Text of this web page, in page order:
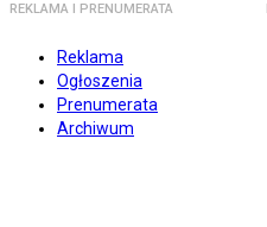
REKLAMA I PRENUMERATA
Reklama
Ogłoszenia
Prenumerata
Archiwum